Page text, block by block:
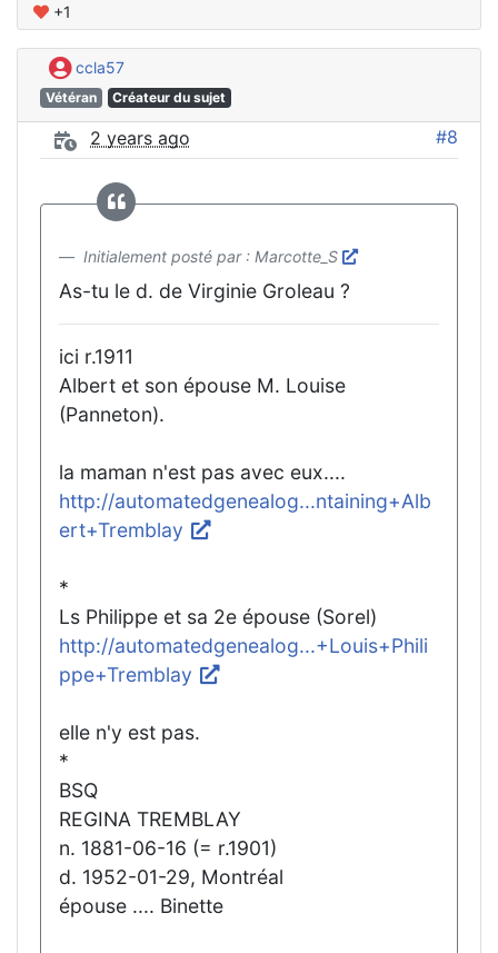
+1
ccla57
Vétéran Créateur du sujet
2 years ago #8
Initialement posté par : Marcotte_S
As-tu le d. de Virginie Groleau ?
ici r.1911
Albert et son épouse M. Louise
(Panneton).
la maman n'est pas avec eux....
http://automatedgenealog...ntaining+Alb
ert+Tremblay
*
Ls Philippe et sa 2e épouse (Sorel)
http://automatedgenealog...+Louis+Phili
ppe+Tremblay
elle n'y est pas.
*
BSQ
REGINA TREMBLAY
n. 1881-06-16 (= r.1901)
d. 1952-01-29, Montréal
épouse .... Binette